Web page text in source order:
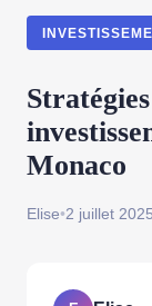
Monaco
Elise•2 juillet 2025